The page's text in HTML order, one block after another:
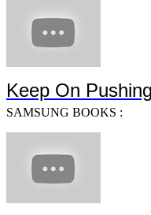
Keep On
SAMSUNG BOOKS :